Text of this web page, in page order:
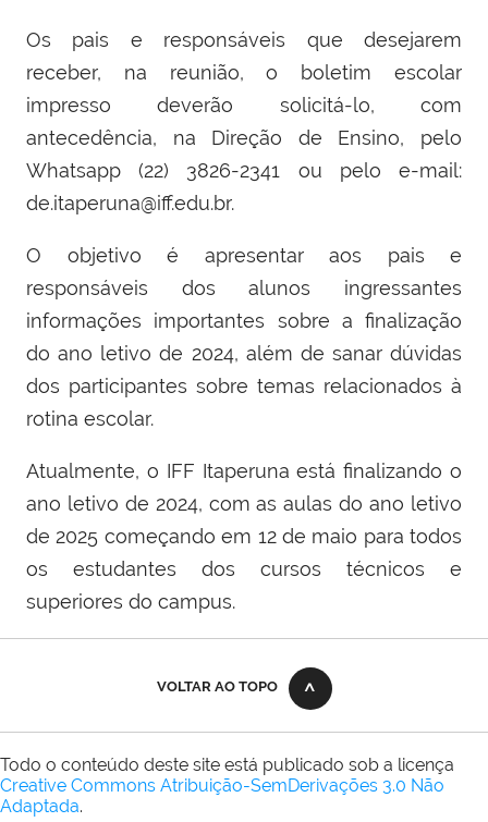
Os pais e responsáveis que desejarem
receber, na reunião, o boletim escolar
impresso deverão solicitá-lo, com
antecedência, na Direção de Ensino, pelo
Whatsapp (22) 3826-2341 ou pelo e-mail:
de.itaperuna@iff.edu.br.
O objetivo é apresentar aos pais e
responsáveis dos alunos ingressantes
informações importantes sobre a finalização
do ano letivo de 2024, além de sanar dúvidas
dos participantes sobre temas relacionados à
rotina escolar.
Atualmente, o IFF Itaperuna está finalizando o
ano letivo de 2024, com as aulas do ano letivo
de 2025 começando em 12 de maio para todos
os estudantes dos cursos técnicos e
superiores do campus.
VOLTAR AO TOPO
Todo o conteúdo deste site está publicado sob a licença
Creative Commons Atribuição-SemDerivações 3.0 Não
Adaptada.